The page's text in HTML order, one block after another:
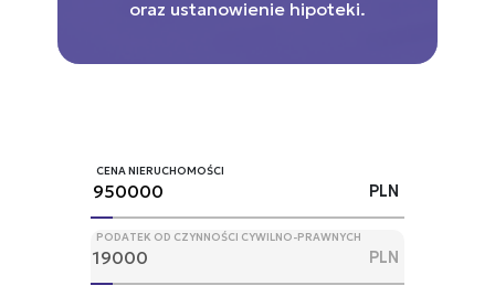
oraz ustanowienie hipoteki.
CENA NIERUCHOMOŚCI
PLN
PODATEK OD CZYNNOŚCI CYWILNO-PRAWNYCH
PLN